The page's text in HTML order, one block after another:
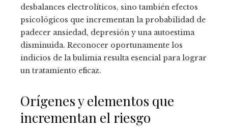
desbalances electrolíticos, sino también efectos
psicológicos que incrementan la probabilidad de
padecer ansiedad, depresión y una autoestima
disminuida. Reconocer oportunamente los
indicios de la bulimia resulta esencial para lograr
un tratamiento eficaz.
Orígenes y elementos que
incrementan el riesgo